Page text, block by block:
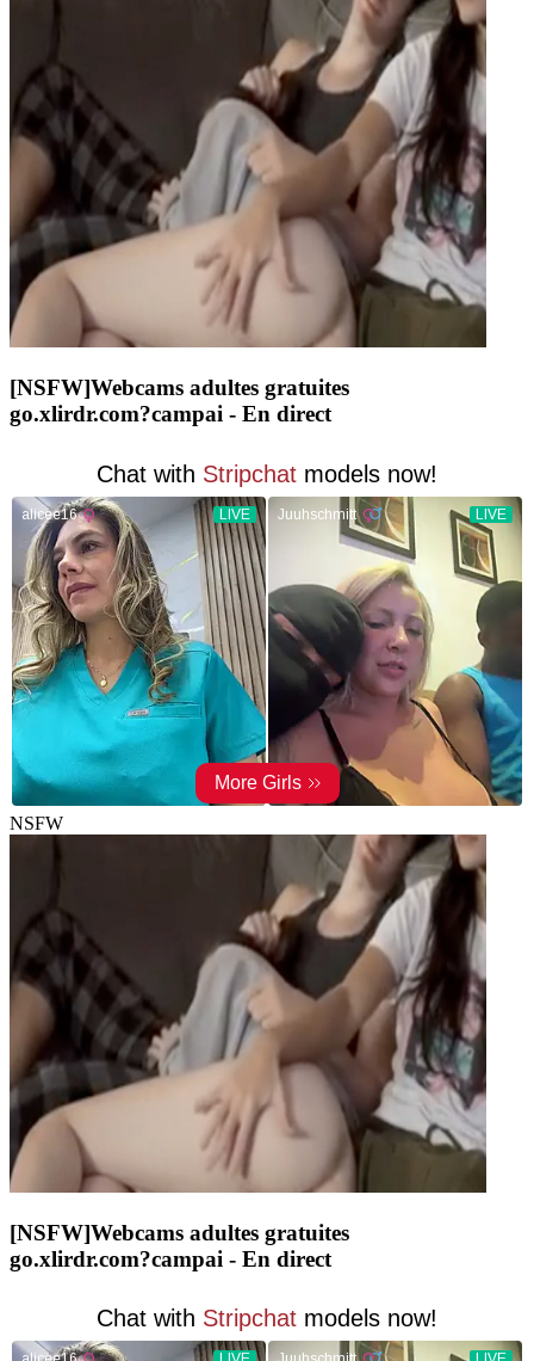
[NSFW]Webcams adultes gratuites
go.xlirdr.com?campai - En direct
NSFW
[NSFW]Webcams adultes gratuites
go.xlirdr.com?campai - En direct